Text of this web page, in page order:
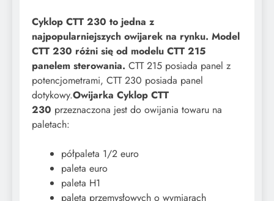
Cyklop CTT 230 to jedna z
najpopularniejszych owijarek na rynku. Model
CTT 230 różni się od modelu CTT 215
panelem sterowania. CTT 215 posiada panel z
potencjometrami, CTT 230 posiada panel
dotykowy.Owijarka Cyklop CTT
230 przeznaczona jest do owijania towaru na
paletach:
półpaleta 1/2 euro
paleta euro
paleta H1
paleta przemysłowych o wymiarach